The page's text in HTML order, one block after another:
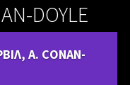
DOYLE
A. CΟΝΑΝ-